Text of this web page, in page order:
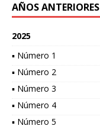
AÑOS ANTERIORES
2025
▪ Número 1
▪ Número 2
▪ Número 3
▪ Número 4
▪ Número 5